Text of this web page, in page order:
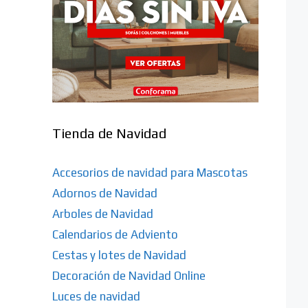
Tienda de Navidad
Accesorios de navidad para Mascotas
Adornos de Navidad
Arboles de Navidad
Calendarios de Adviento
Cestas y lotes de Navidad
Decoración de Navidad Online
Luces de navidad